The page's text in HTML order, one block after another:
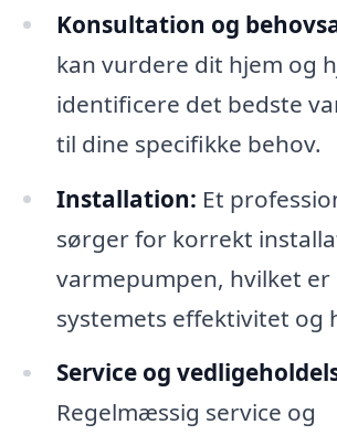
Konsultation og
kan vurdere dit hjem og
identificere det bedste
til dine specifikke behov.
Installation: Et
sørger for korrekt
varmepumpen, hvilket
systemets effektivitet og
Service og
Regelmæssig service og